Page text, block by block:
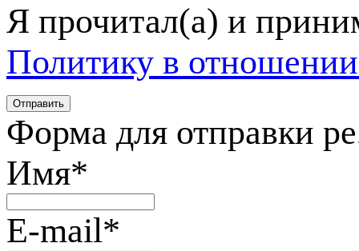
Я прочитал(а) и
Политику в
Форма для отправки
Имя*
E-mail*